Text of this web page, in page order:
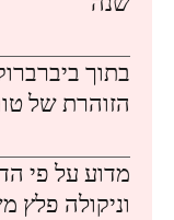
בתוך
הזוהרת של
מדוע על פי
וניקולה פלץ